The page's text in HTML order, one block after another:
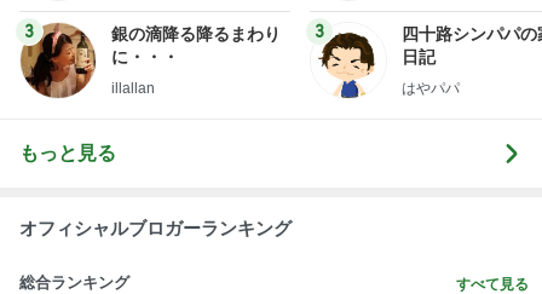
3
銀の滴降る降るまわり
に・・・
illallan
3
四十路シンパパの
日記
はやパパ
もっと見る
オフィシャルブロガーランキング
総合ランキング すべて見る